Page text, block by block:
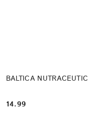
BALTICA
Cena:
14.99